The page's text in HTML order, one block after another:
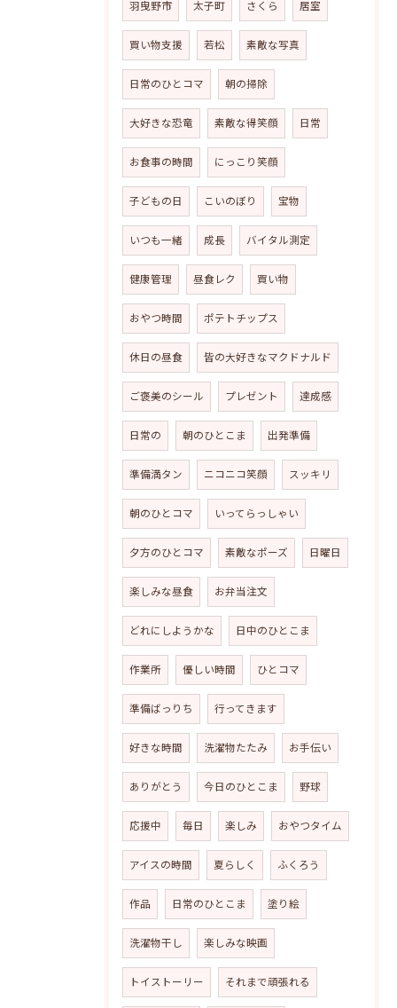
羽曳野市 太子町 さくら 居室
買い物支援 若松 素敵な写真
日常のひとコマ 朝の掃除
大好きな恐竜 素敵な得笑顔 日常
お食事の時間 にっこり笑顔
子どもの日 こいのぼり 宝物
いつも一緒 成長 バイタル測定
健康管理 昼食レク 買い物
おやつ時間 ポテトチップス
休日の昼食 皆の大好きなマクドナルド
ご褒美のシール プレゼント 達成感
日常の 朝のひとこま 出発準備
準備満タン ニコニコ笑顔 スッキリ
朝のひとコマ いってらっしゃい
夕方のひとコマ 素敵なポーズ 日曜日
楽しみな昼食 お弁当注文
どれにしようかな 日中のひとこま
作業所 優しい時間 ひとコマ
準備ばっりち 行ってきます
好きな時間 洗濯物たたみ お手伝い
ありがとう 今日のひとこま 野球
応援中 毎日 楽しみ おやつタイム
アイスの時間 夏らしく ふくろう
作品 日常のひとこま 塗り絵
洗濯物干し 楽しみな映画
トイストーリー それまで頑張れる